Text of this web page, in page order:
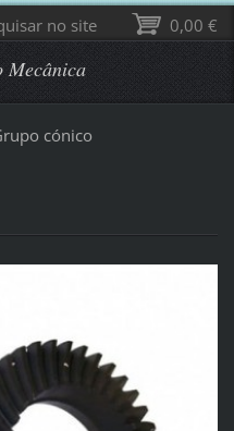
Mecânica
cónico
0,00 €
no site